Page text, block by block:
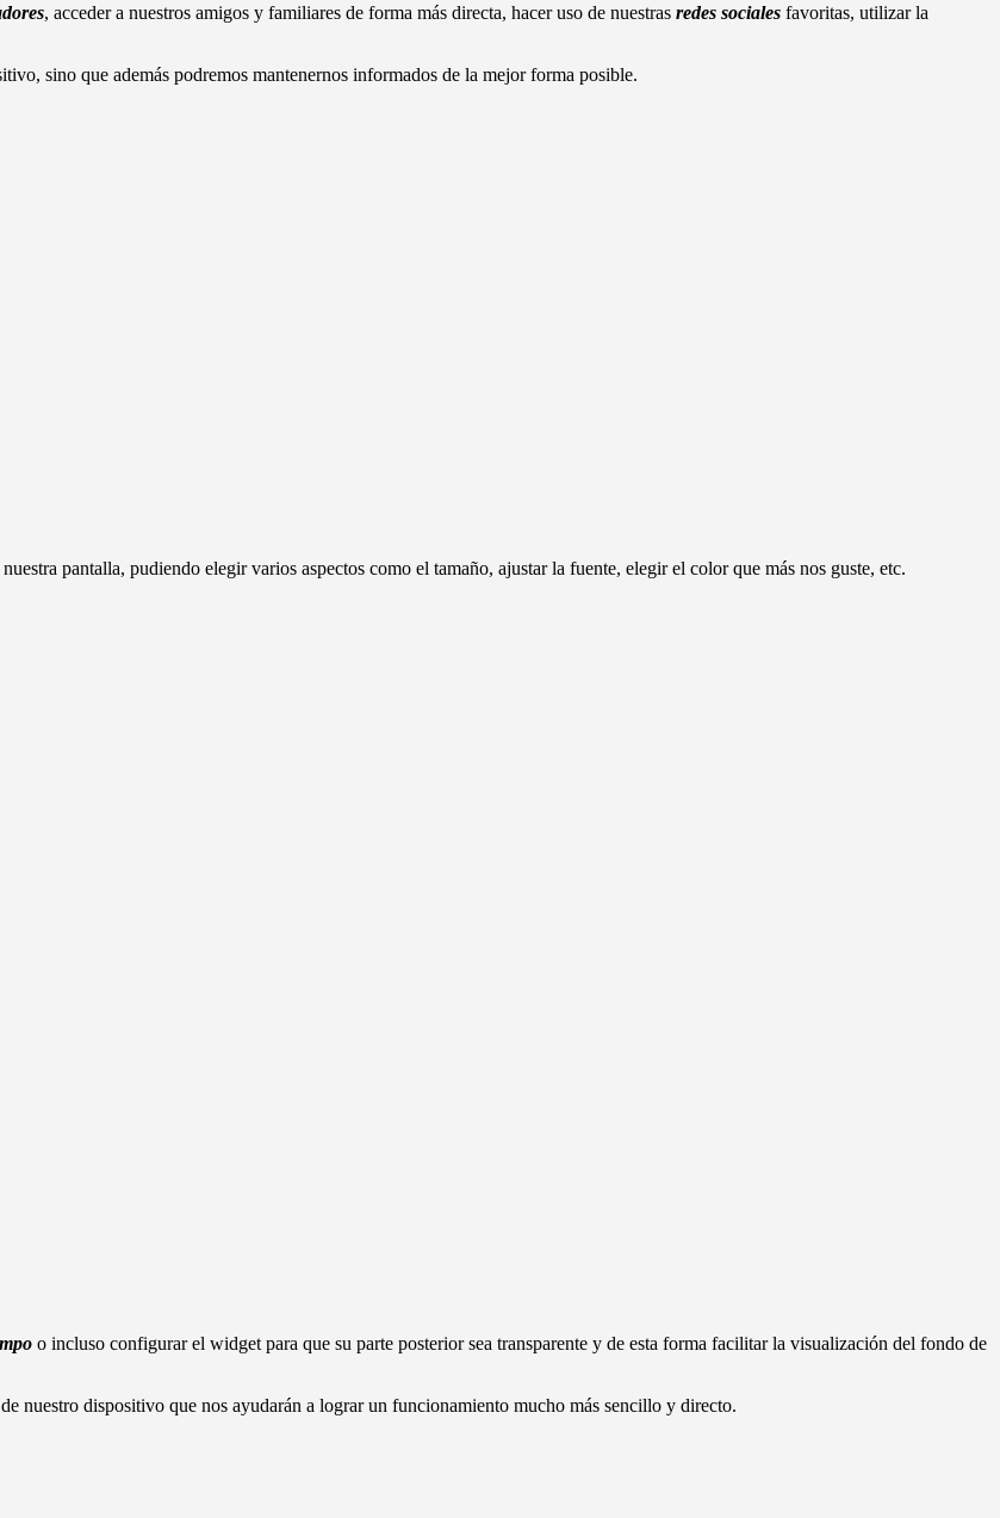
, acceder a nuestros amigos y familiares de forma más directa, hacer uso de nuestras redes sociales favoritas, utilizar la
sino que además podremos mantenernos informados de la mejor forma posible.
nuestra pantalla, pudiendo elegir varios aspectos como el tamaño, ajustar la fuente, elegir el color que más nos guste, etc.
o incluso configurar el widget para que su parte posterior sea transparente y de esta forma facilitar la visualización del fondo de
nuestro dispositivo que nos ayudarán a lograr un funcionamiento mucho más sencillo y directo.